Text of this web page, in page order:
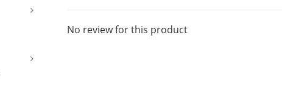
No review for this product